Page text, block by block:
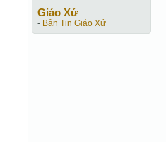
Giáo Xứ
- Bản Tin Giáo Xứ